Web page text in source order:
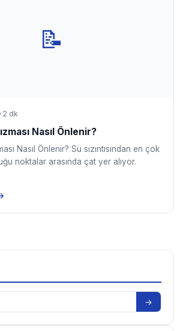
📝
dk
Nasıl Önlenir?
Nasıl Önlenir? Su sızıntısından en çok
noktalar arasında çat yer alıyor.
→